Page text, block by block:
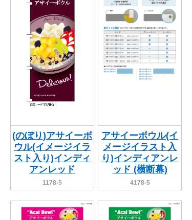
(のぼり)アサイーボ
ウル(イメージイラ
スト入り)インディ
アンレッド
1178-5
アサイーボウル(イ
メージイラスト入
り)インディアンレ
ッド (横断幕)
4178-5